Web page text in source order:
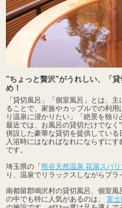
"ちょっと贅沢"がうれしい、「
め！
「貸切風呂」「個室風呂」とは、
ることで、家族やカップルでの利
り温泉に浸かりたい」「絶景を独り
最近では、お風呂の貸切だけでな
併設した豪華な貸切を提供している
入浴時にはなればなれにならずに
です。
埼玉県の「 熊谷天然温泉 花湯スパリ
り、温泉でリラックスしながらプラ
南都留郡鳴沢村の貸切風呂、個室
の中でも特に人気があるのは、 富士